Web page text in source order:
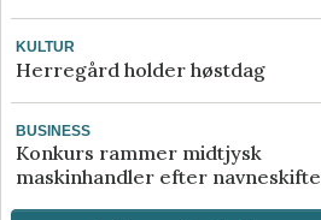
KULTUR
Herregård holder høstdag
BUSINESS
Konkurs rammer midtjysk
maskinhandler efter navneskifte